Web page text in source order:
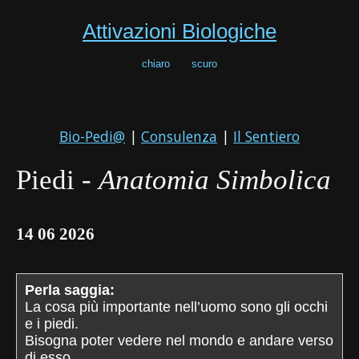
Attivazioni Biologiche
chiaro scuro
Bio-Pedi@ | Consulenza | Il Sentiero
Piedi -Anatomia Simbolica
14 06 2026
Perla saggia:
La cosa più importante nell’uomo sono gli occhi
e i piedi.
Bisogna poter vedere nel mondo e andare verso